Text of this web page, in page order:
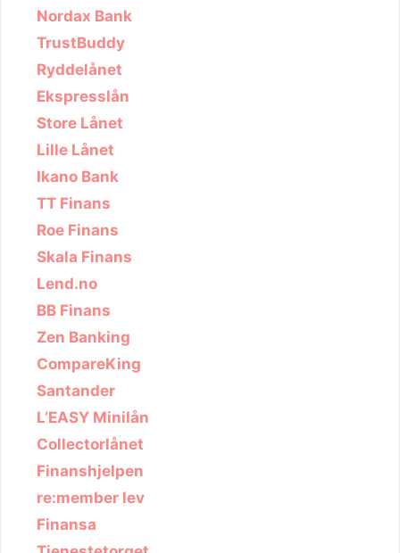
Nordax Bank
TrustBuddy
Ryddelånet
Ekspresslån
Store Lånet
Lille Lånet
Ikano Bank
TT Finans
Roe Finans
Skala Finans
Lend.no
BB Finans
Zen Banking
CompareKing
Santander
L’EASY Minilån
Collectorlånet
Finanshjelpen
re:member lev
Finansa